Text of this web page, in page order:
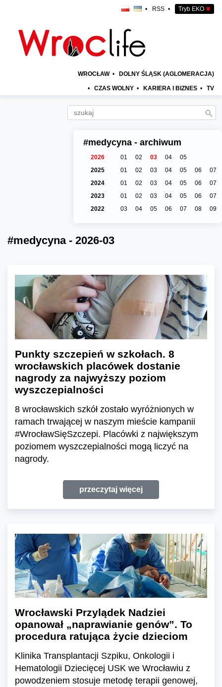
• RSS • Tryb EKO ✖
WROCŁAW • DOLNY ŚLĄSK (AGLOMERACJA)
• CZAS WOLNY • KARIERA I BIZNES • TV
#medycyna - archiwum
2026 01 02 03 04
05
2025
01 02 03 04 05 06
07
2024
01 02 03 04 05 06
07
2023
01 02 03 04 05 06
07
2022
03 04 05 06 07 08 09
#medycyna - 2026-03
Punkty szczepień w szkołach. 8
wrocławskich placówek dostanie
nagrody za najwyższy poziom
wyszczepialności
8 wrocławskich szkół zostało wyróżnionych w
ramach trwającej w naszym mieście kampanii
#WrocławSięSzczepi. Placówki z największym
poziomem wyszczepialności mogą liczyć na
nagrody.
przeczytaj więcej
Wrocławski Przylądek Nadziei
opanował „naprawianie genów”. To
procedura ratująca życie dzieciom
Klinika Transplantacji Szpiku, Onkologii i
Hematologii Dziecięcej USK we Wrocławiu z
powodzeniem stosuje metodę terapii genowej,